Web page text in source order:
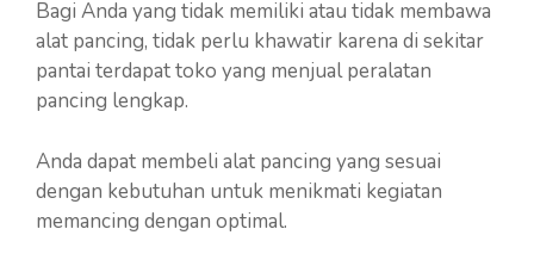
Bagi Anda yang tidak memiliki atau tidak membawa
alat pancing, tidak perlu khawatir karena di sekitar
pantai terdapat toko yang menjual peralatan
pancing lengkap.
Anda dapat membeli alat pancing yang sesuai
dengan kebutuhan untuk menikmati kegiatan
memancing dengan optimal.